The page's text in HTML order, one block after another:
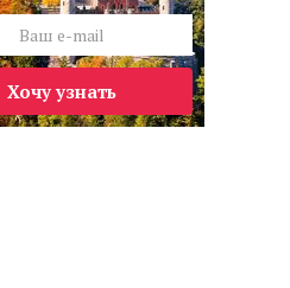
Хочу узнать